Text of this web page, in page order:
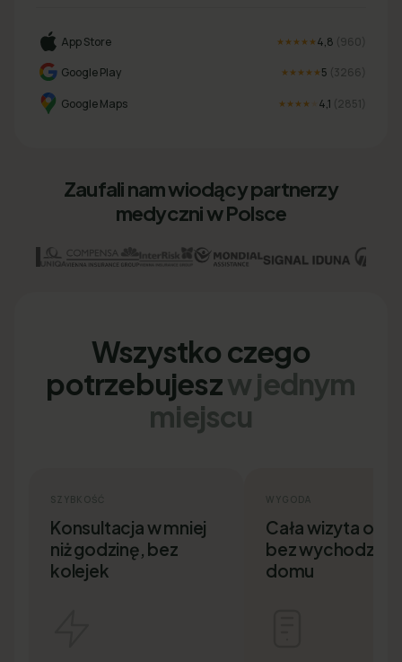
App Store ★★★★★ 4,8 (960
Google Play
★★★★★ 5 (3266
Google Maps ★★★★ 4,1 (2851
Zaufali nam wiodący partnerzy
medyczni w Polsce
Wszystko czego
potrzebujeszw jednym
miejscu
SZYBKOŚĆ
Konsultacja w mniej
niż godzinę, bez
kolejek
WYGODA
Cała wizyta
bez
domu